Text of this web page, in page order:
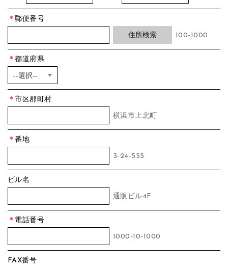
＊郵便番号
100-1000
＊都道府県
＊市区郡町村
横浜市上北町
＊番地
3-24-555
ビル名
通販ビル4F
＊ 電話番号
1000-10-1000
FAX番号